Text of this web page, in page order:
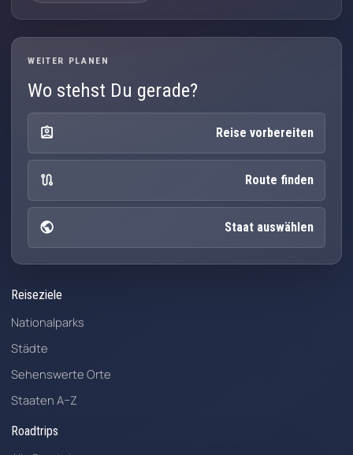
WEITER PLANEN
Wo stehst Du gerade?
assignment_ind Reise vorbereiten
route Route finden
public Staat auswählen
Reiseziele
Nationalparks
Städte
Sehenswerte Orte
Staaten A–Z
Roadtrips